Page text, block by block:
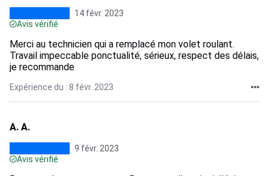
14 févr. 2023
Avis vérifié
Merci au technicien qui a remplacé mon volet roulant.
Travail impeccable ponctualité, sérieux, respect des délais,
je recommande
Expérience du : 8 févr. 2023
A. A.
9 févr. 2023
Avis vérifié